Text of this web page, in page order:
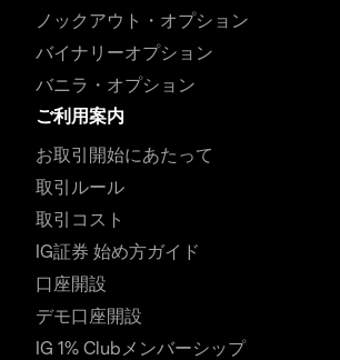
ノックアウト・オプション
バイナリーオプション
バニラ・オプション
ご利用案内
お取引開始にあたって
取引ルール
取引コスト
IG証券 始め方ガイド
口座開設
デモ口座開設
IG 1% Clubメンバーシップ